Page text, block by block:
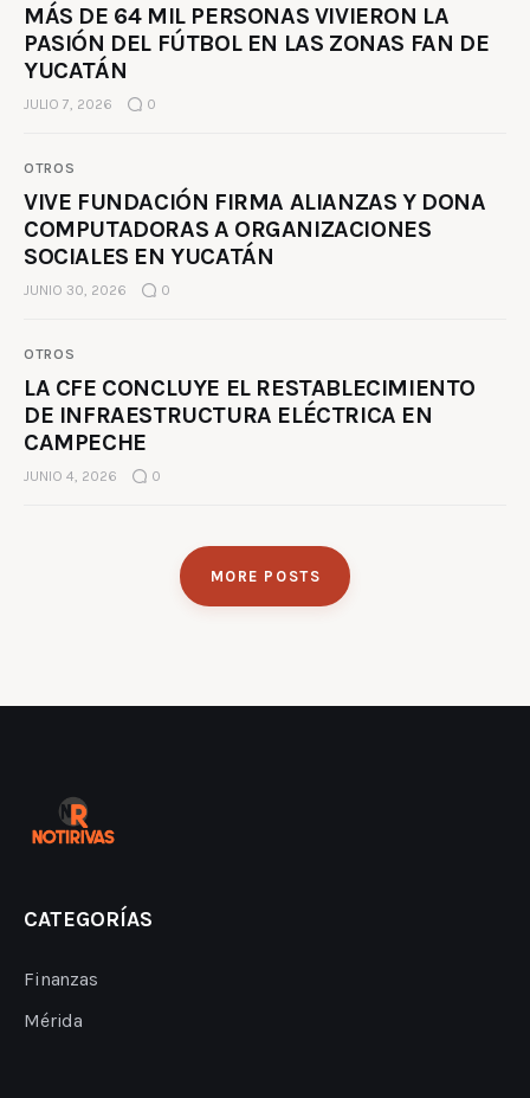
MÁS DE 64 MIL PERSONAS VIVIERON LA
PASIÓN DEL FÚTBOL EN LAS ZONAS FAN DE
YUCATÁN
JULIO 7, 2026 0
OTROS
VIVE FUNDACIÓN FIRMA ALIANZAS Y DONA
COMPUTADORAS A ORGANIZACIONES
SOCIALES EN YUCATÁN
JUNIO 30, 2026 0
OTROS
LA CFE CONCLUYE EL RESTABLECIMIENTO
DE INFRAESTRUCTURA ELÉCTRICA EN
CAMPECHE
JUNIO 4, 2026 0
MORE POSTS
CATEGORÍAS
Finanzas
Mérida